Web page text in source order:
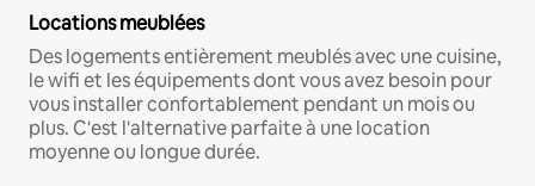
Locations meublées
Des logements entièrement meublés avec une cuisine,
le wifi et les équipements dont vous avez besoin pour
vous installer confortablement pendant un mois ou
plus. C'est l'alternative parfaite à une location
moyenne ou longue durée.